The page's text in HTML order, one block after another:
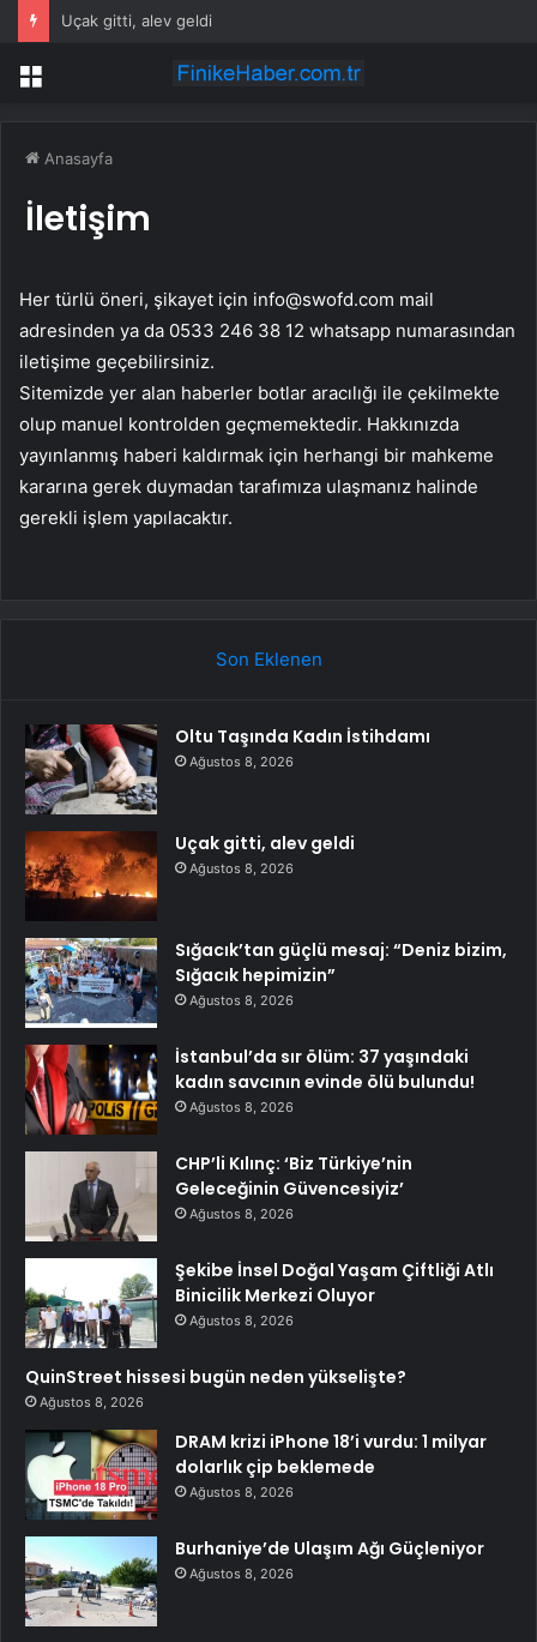
Uçak gitti, alev geldi
Menü
Anasayfa
İletişim
Her türlü öneri, şikayet için info@swofd.com mail
adresinden ya da 0533 246 38 12 whatsapp numarasından
iletişime geçebilirsiniz.
Sitemizde yer alan haberler botlar aracılığı ile çekilmekte
olup manuel kontrolden geçmemektedir. Hakkınızda
yayınlanmış haberi kaldırmak için herhangi bir mahkeme
kararına gerek duymadan tarafımıza ulaşmanız halinde
gerekli işlem yapılacaktır.
Son Eklenen
Oltu Taşında Kadın İstihdamı
Ağustos 8, 2026
Uçak gitti, alev geldi
Ağustos 8, 2026
Sığacık’tan güçlü mesaj: “Deniz bizim,
Sığacık hepimizin”
Ağustos 8, 2026
İstanbul’da sır ölüm: 37 yaşındaki
kadın savcının evinde ölü bulundu!
Ağustos 8, 2026
CHP’li Kılınç: ‘Biz Türkiye’nin
Geleceğinin Güvencesiyiz’
Ağustos 8, 2026
Şekibe İnsel Doğal Yaşam Çiftliği Atlı
Binicilik Merkezi Oluyor
Ağustos 8, 2026
QuinStreet hissesi bugün neden yükselişte?
Ağustos 8, 2026
DRAM krizi iPhone 18’i vurdu: 1 milyar
dolarlık çip beklemede
Ağustos 8, 2026
Burhaniye’de Ulaşım Ağı Güçleniyor
Ağustos 8, 2026